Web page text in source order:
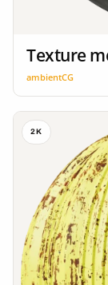
Texture
ambientCG
2K